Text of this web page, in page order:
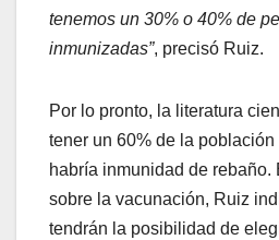
tenemos un 30% o 40% de
inmunizadas”, precisó Ruiz.
Por lo pronto, la literatura
tener un 60% de la
habría inmunidad de rebaño.
sobre la vacunación, Ruiz
tendrán la posibilidad de